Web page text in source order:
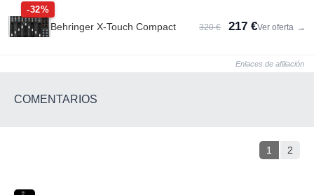
-32%
Behringer X-Touch Compact 320 € 217 €Ver oferta →
Enlaces de afiliación
COMENTARIOS
1 2